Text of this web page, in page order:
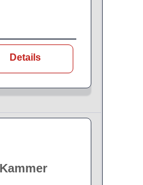
Details